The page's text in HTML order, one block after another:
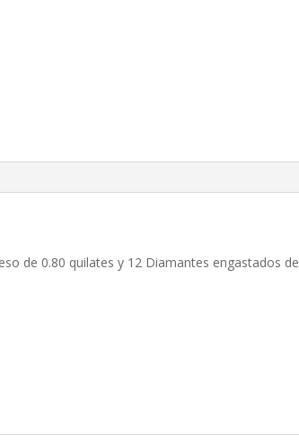
de 0.80 quilates y 12 Diamantes engastados de